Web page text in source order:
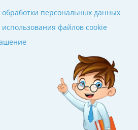
персональных данных
файлов cookie